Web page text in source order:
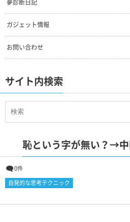
夢診断日記
ガジェット情報
お問い合わせ
サイト内検索
恥という字が無い？→
0件
自発的な思考テクニック